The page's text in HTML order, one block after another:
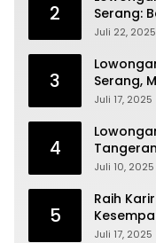
2
Serang:
Juli 22, 2025
3
Serang,
Sederajat
Juli 17, 2025
4
SMK
Juli 10, 2025
5
Raih
Juli 17, 2025